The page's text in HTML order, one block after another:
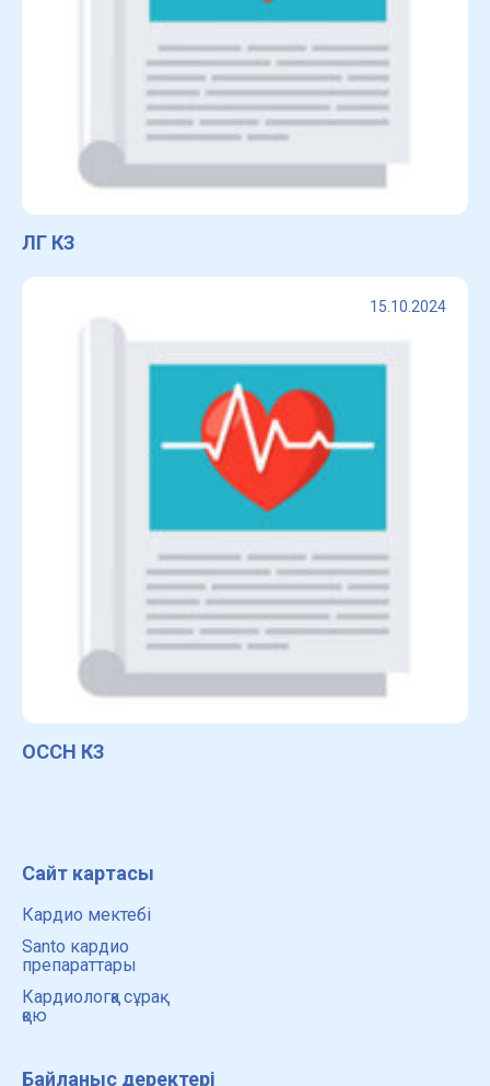
ЛГ КЗ
15.10.2024
ОССН КЗ
Сайт картасы
Кардио мектебі
Santo кардио
препараттары
Кардиологқа сұрақ
қою
Байланыс деректері